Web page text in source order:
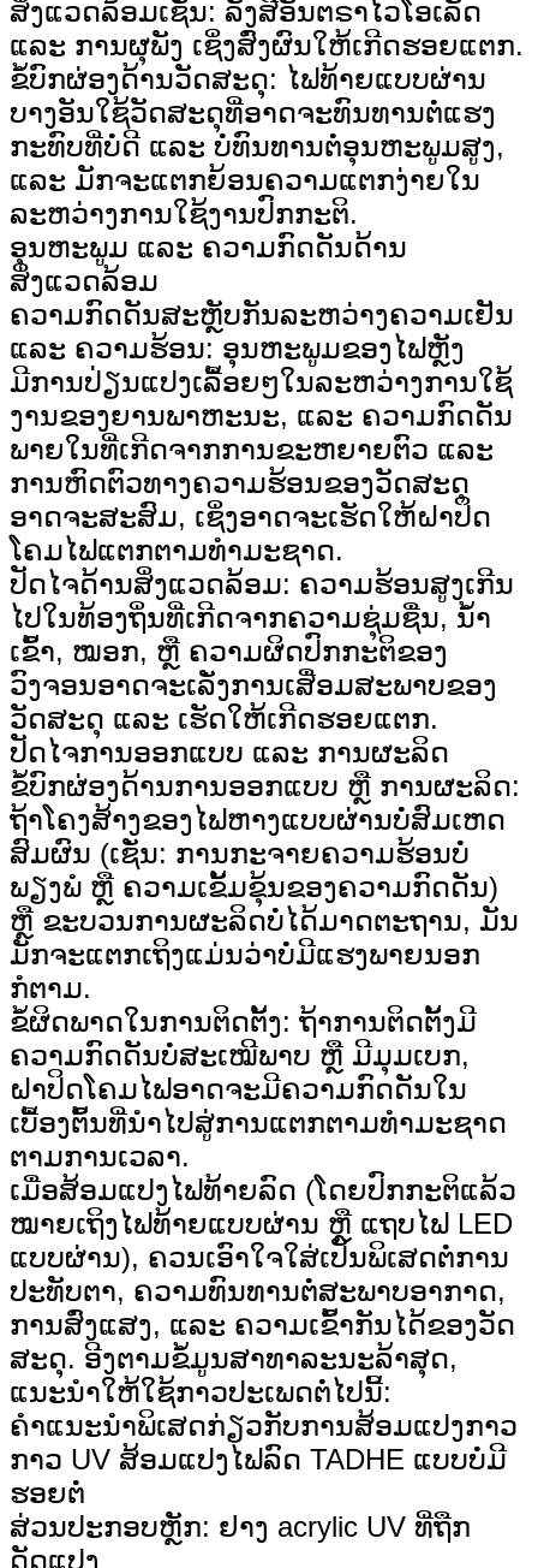
ສິ່ງແວດລ້ອມເຊັ່ນ: ລັງສີອັນຕຣາໄວໂອເລັດ
ແລະ ການຜຸພັງ ເຊິ່ງສົ່ງຜົນໃຫ້ເກີດຮອຍແຕກ.
ຂໍ້ບົກຜ່ອງດ້ານວັດສະດຸ: ໄຟທ້າຍແບບຜ່ານ
ບາງອັນໃຊ້ວັດສະດຸທີ່ອາດຈະທົນທານຕໍ່ແຮງ
ກະທົບທີ່ບໍ່ດີ ແລະ ບໍ່ທົນທານຕໍ່ອຸນຫະພູມສູງ,
ແລະ ມັກຈະແຕກຍ້ອນຄວາມແຕກງ່າຍໃນ
ລະຫວ່າງການໃຊ້ງານປົກກະຕິ.
ອຸນຫະພູມ ແລະ ຄວາມກົດດັນດ້ານ
ສິ່ງແວດລ້ອມ
ຄວາມກົດດັນສະຫຼັບກັນລະຫວ່າງຄວາມເຢັນ
ແລະ ຄວາມຮ້ອນ: ອຸນຫະພູມຂອງໄຟຫຼັງ
ມີການປ່ຽນແປງເລື້ອຍໆໃນລະຫວ່າງການໃຊ້
ງານຂອງຍານພາຫະນະ, ແລະ ຄວາມກົດດັນ
ພາຍໃນທີ່ເກີດຈາກການຂະຫຍາຍຕົວ ແລະ
ການຫົດຕົວທາງຄວາມຮ້ອນຂອງວັດສະດຸ
ອາດຈະສະສົມ, ເຊິ່ງອາດຈະເຮັດໃຫ້ຝາປິດ
ໂຄມໄຟແຕກຕາມທຳມະຊາດ.
ປັດໄຈດ້ານສິ່ງແວດລ້ອມ: ຄວາມຮ້ອນສູງເກີນ
ໄປໃນທ້ອງຖິ່ນທີ່ເກີດຈາກຄວາມຊຸ່ມຊື່ນ, ນໍ້າ
ເຂົ້າ, ໝອກ, ຫຼື ຄວາມຜິດປົກກະຕິຂອງ
ວົງຈອນອາດຈະເລັ່ງການເສື່ອມສະພາບຂອງ
ວັດສະດຸ ແລະ ເຮັດໃຫ້ເກີດຮອຍແຕກ.
ປັດໄຈການອອກແບບ ແລະ ການຜະລິດ
ຂໍ້ບົກຜ່ອງດ້ານການອອກແບບ ຫຼື ການຜະລິດ:
ຖ້າໂຄງສ້າງຂອງໄຟຫາງແບບຜ່ານບໍ່ສົມເຫດ
ສົມຜົນ (ເຊັ່ນ: ການກະຈາຍຄວາມຮ້ອນບໍ່
ພຽງພໍ ຫຼື ຄວາມເຂັ້ມຂຸ້ນຂອງຄວາມກົດດັນ)
ຫຼື ຂະບວນການຜະລິດບໍ່ໄດ້ມາດຕະຖານ, ມັນ
ມັກຈະແຕກເຖິງແມ່ນວ່າບໍ່ມີແຮງພາຍນອກ
ກໍຕາມ.
ຂໍ້ຜິດພາດໃນການຕິດຕັ້ງ: ຖ້າການຕິດຕັ້ງມີ
ຄວາມກົດດັນບໍ່ສະເໝີພາບ ຫຼື ມີມຸມເບກ,
ຝາປິດໂຄມໄຟອາດຈະມີຄວາມກົດດັນໃນ
ເບື້ອງຕົ້ນທີ່ນຳໄປສູ່ການແຕກຕາມທຳມະຊາດ
ຕາມການເວລາ.
ເມື່ອສ້ອມແປງໄຟທ້າຍລົດ (ໂດຍປົກກະຕິແລ້ວ
ໝາຍເຖິງໄຟທ້າຍແບບຜ່ານ ຫຼື ແຖບໄຟ LED
ແບບຜ່ານ), ຄວນເອົາໃຈໃສ່ເປັນພິເສດຕໍ່ການ
ປະທັບຕາ, ຄວາມທົນທານຕໍ່ສະພາບອາກາດ,
ການສົ່ງແສງ, ແລະ ຄວາມເຂົ້າກັນໄດ້ຂອງວັດ
ສະດຸ. ອີງຕາມຂໍ້ມູນສາທາລະນະລ້າສຸດ,
ແນະນຳໃຫ້ໃຊ້ກາວປະເພດຕໍ່ໄປນີ້:
ຄໍາແນະນໍາພິເສດກ່ຽວກັບການສ້ອມແປງກາວ
ກາວ UV ສ້ອມແປງໄຟລົດ TADHE ແບບບໍ່ມີ
ຮອຍຕໍ່
ສ່ວນປະກອບຫຼັກ: ຢາງ acrylic UV ທີ່ຖືກ
ດັດແປງ